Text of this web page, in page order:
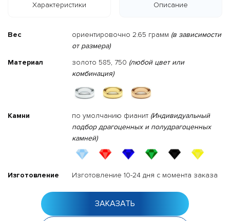
Характеристики Описание
Вес ориентировочно 2.65 грамм (в зависимости
от размера)
Материал
золото 585, 750 (любой цвет или
комбинация)
Камни по умолчанию фианит (Индивидуальный
подбор драгоценных и полудрагоценных
камней)
Изготовление Изготовление 10-24 дня с момента заказа
ЗАКАЗАТЬ